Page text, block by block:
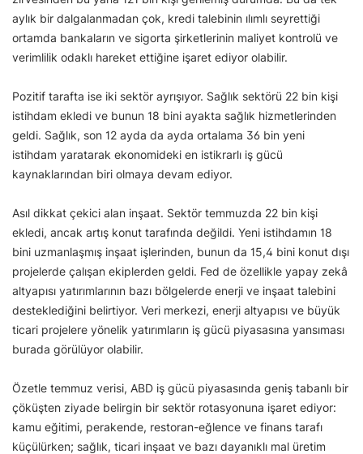
aylık bir dalgalanmadan çok, kredi talebinin ılımlı seyrettiği
ortamda bankaların ve sigorta şirketlerinin maliyet kontrolü ve
verimlilik odaklı hareket ettiğine işaret ediyor olabilir.
Pozitif tarafta ise iki sektör ayrışıyor. Sağlık sektörü 22 bin kişi
istihdam ekledi ve bunun 18 bini ayakta sağlık hizmetlerinden
geldi. Sağlık, son 12 ayda da ayda ortalama 36 bin yeni
istihdam yaratarak ekonomideki en istikrarlı iş gücü
kaynaklarından biri olmaya devam ediyor.
Asıl dikkat çekici alan inşaat. Sektör temmuzda 22 bin kişi
ekledi, ancak artış konut tarafında değildi. Yeni istihdamın 18
bini uzmanlaşmış inşaat işlerinden, bunun da 15,4 bini konut dışı
projelerde çalışan ekiplerden geldi. Fed de özellikle yapay zekâ
altyapısı yatırımlarının bazı bölgelerde enerji ve inşaat talebini
desteklediğini belirtiyor. Veri merkezi, enerji altyapısı ve büyük
ticari projelere yönelik yatırımların iş gücü piyasasına yansıması
burada görülüyor olabilir.
Özetle temmuz verisi, ABD iş gücü piyasasında geniş tabanlı bir
çöküşten ziyade belirgin bir sektör rotasyonuna işaret ediyor:
kamu eğitimi, perakende, restoran-eğlence ve finans tarafı
küçülürken; sağlık, ticari inşaat ve bazı dayanıklı mal üretim